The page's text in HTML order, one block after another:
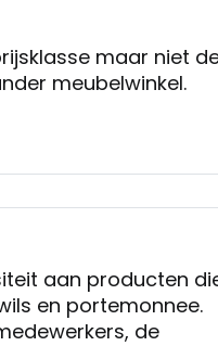
maar niet
meubelwinkel.
aan producten
en portemonnee.
de